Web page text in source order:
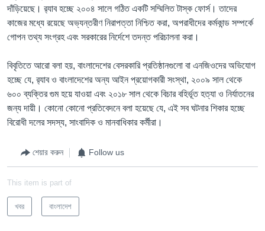
দাঁড়িয়েছে। র‍্যাব হচ্ছে ২০০৪ সালে গঠিত একটি সম্মিলিত টাস্ক ফোর্স। তাদের
কাজের মধ্যে রয়েছে অভ্যন্তরীণ নিরাপত্তা নিশ্চিত করা, অপরাধীদের কর্মকান্ড সম্পর্কে
গোপন তথ্য সংগ্রহ এবং সরকারের নির্দেশে তদন্ত পরিচালনা করা।
বিবৃতিতে আরো বলা হয়, বাংলাদেশের বেসরকারি প্রতিষ্ঠানগুলো বা এনজিওদের অভিযোগ
হচ্ছে যে, র‍্যাব ও বাংলাদেশের অন্য আইন প্রয়োগকারী সংস্থা, ২০০৯ সাল থেকে
৬০০ ব্যক্তির গুম হয়ে যাওয়া এবং ২০১৮ সাল থেকে বিচার বহির্ভূত হত্যা ও নির্যাতনের
জন্য দায়ী। কোনো কোনো প্রতিবেদনে বলা হয়েছে যে, এই সব ঘটনার শিকার হচ্ছে
বিরোধী দলের সদস্য, সাংবাদিক ও মানবাধিকার কর্মীরা।
শেয়ার করুন Follow us
This item is part of
খবর বাংলাদেশ